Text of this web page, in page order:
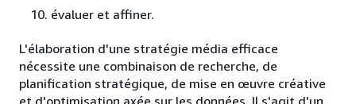
évaluer et affiner.
L'élaboration d'une stratégie média efficace
nécessite une combinaison de recherche, de
planification stratégique, de mise en œuvre créative
et d'optimisation axée sur les données. Il s'agit d'un